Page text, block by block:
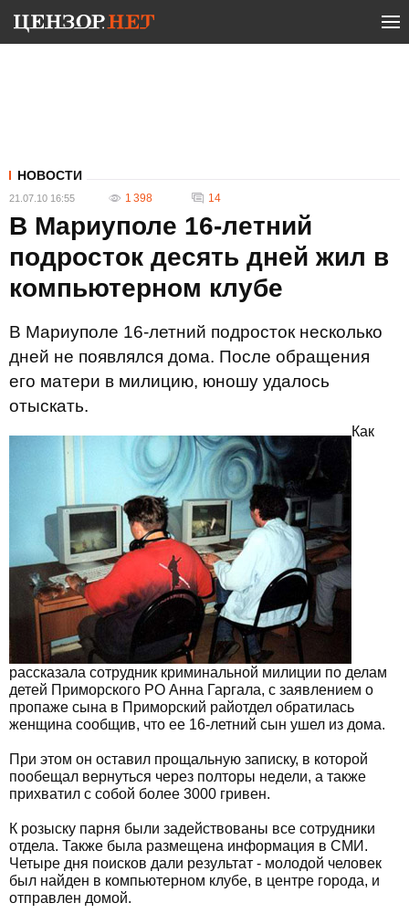
НОВОСТИ
21.07.10 16:55 1 398 14
В Мариуполе 16-летний
подросток десять дней жил в
компьютерном клубе
В Мариуполе 16-летний подросток несколько
дней не появлялся дома. После обращения
его матери в милицию, юношу удалось
отыскать.
Как
рассказала сотрудник криминальной милиции по делам
детей Приморского РО Анна Гаргала, с заявлением о
пропаже сына в Приморский райотдел обратилась
женщина сообщив, что ее 16-летний сын ушел из дома.
При этом он оставил прощальную записку, в которой
пообещал вернуться через полторы недели, а также
прихватил с собой более 3000 гривен.
К розыску парня были задействованы все сотрудники
отдела. Также была размещена информация в СМИ.
Четыре дня поисков дали результат - молодой человек
был найден в компьютерном клубе, в центре города, и
отправлен домой.